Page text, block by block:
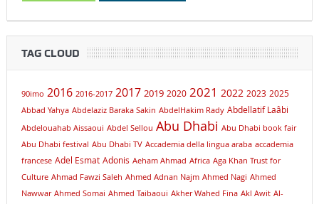
TAG CLOUD
90imo 2016 2016-2017 2017 2019 2020 2021 2022 2023 2025
Abbad Yahya Abdelaziz Baraka Sakin AbdelHakim Rady Abdellatif Laâbi
Abdelouahab Aissaoui Abdel Sellou Abu Dhabi Abu Dhabi book fair
Abu Dhabi festival Abu Dhabi TV Accademia della lingua araba accademia
francese Adel Esmat Adonis Aeham Ahmad Africa Aga Khan Trust for
Culture Ahmad Fawzi Saleh Ahmed Adnan Najm Ahmed Nagi Ahmed
Nawwar Ahmed Somai Ahmed Taibaoui Akher Wahed Fina Akl Awit Al-